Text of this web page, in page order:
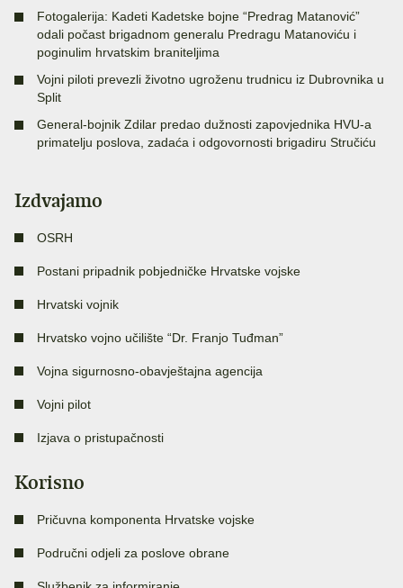
Fotogalerija: Kadeti Kadetske bojne “Predrag Matanović”
odali počast brigadnom generalu Predragu Matanoviću i
poginulim hrvatskim braniteljima
Vojni piloti prevezli životno ugroženu trudnicu iz Dubrovnika u
Split
General-bojnik Zdilar predao dužnosti zapovjednika HVU-a
primatelju poslova, zadaća i odgovornosti brigadiru Stručiću
Izdvajamo
OSRH
Postani pripadnik pobjedničke Hrvatske vojske
Hrvatski vojnik
Hrvatsko vojno učilište “Dr. Franjo Tuđman”
Vojna sigurnosno-obavještajna agencija
Vojni pilot
Izjava o pristupačnosti
Korisno
Pričuvna komponenta Hrvatske vojske
Područni odjeli za poslove obrane